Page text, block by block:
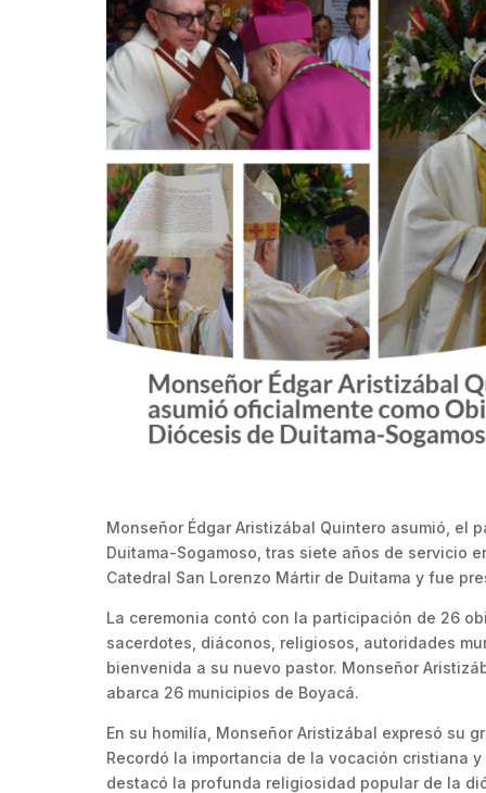
Monseñor Édgar Aristizábal Quintero asumió, el
Duitama-Sogamoso, tras siete años de servicio
Catedral San Lorenzo Mártir de Duitama y fue
La ceremonia contó con la participación de 26
sacerdotes, diáconos, religiosos, autoridades
bienvenida a su nuevo pastor. Monseñor
abarca 26 municipios de Boyacá.
En su homilía, Monseñor Aristizábal expresó su
Recordó la importancia de la vocación cristiana
destacó la profunda religiosidad popular de la